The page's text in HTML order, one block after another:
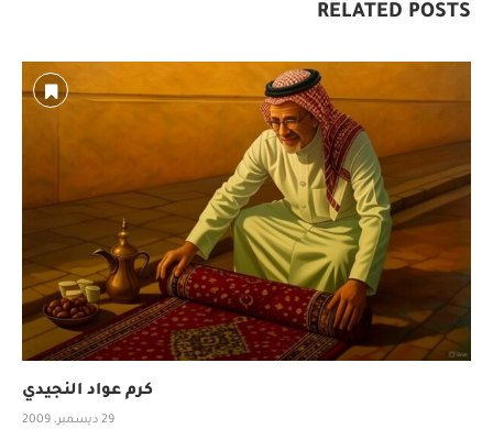
RELATED POSTS
كرم عواد النجيدي
29 ديسمبر، 2009